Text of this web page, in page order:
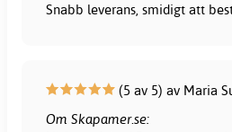
Snabb leverans, smidigt att
(5 av 5) av Maria
Om Skapamer.se: